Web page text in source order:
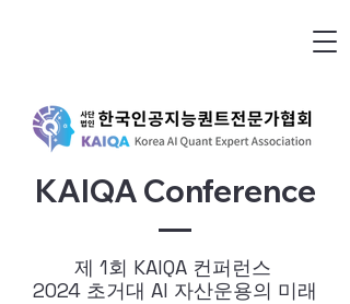
KAIQA Conference
​제 1회 KAIQA 컨퍼런스
2024 초거대 AI 자산운용의 미래